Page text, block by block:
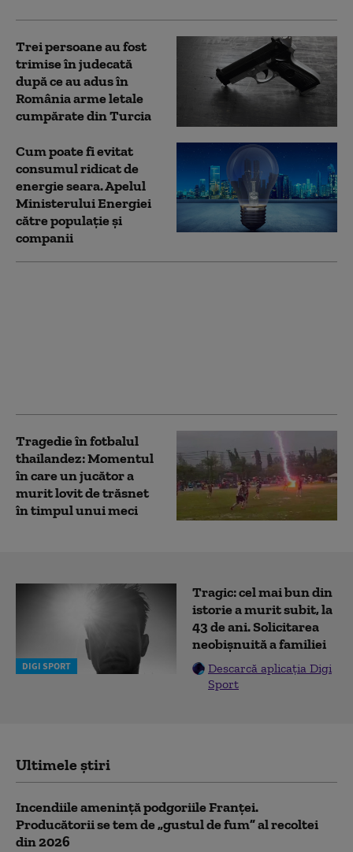
Trei persoane au fost
trimise în judecată
după ce au adus în
România arme letale
cumpărate din Turcia
Cum poate fi evitat
consumul ridicat de
energie seara. Apelul
Ministerului Energiei
către populație și
companii
Tragedie în fotbalul
thailandez: Momentul
în care un jucător a
murit lovit de trăsnet
în timpul unui meci
DIGI SPORT
Tragic: cel mai bun din
istorie a murit subit, la
43 de ani. Solicitarea
neobișnuită a familiei
Descarcă aplicația Digi
Sport
Ultimele știri
Incendiile amenință podgoriile Franței.
Producătorii se tem de „gustul de fum” al recoltei
din 2026